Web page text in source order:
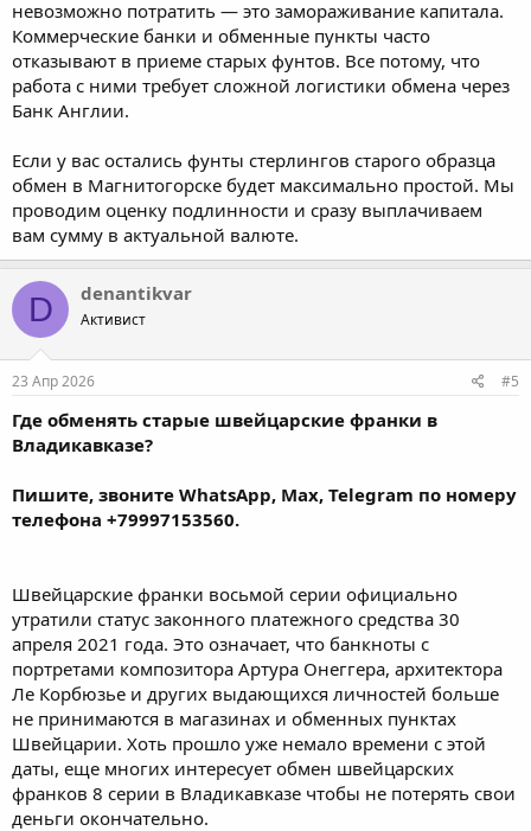
невозможно потратить — это замораживание капитала.
Коммерческие банки и обменные пункты часто
отказывают в приеме старых фунтов. Все потому, что
работа с ними требует сложной логистики обмена через
Банк Англии.
Если у вас остались фунты стерлингов старого образца
обмен в Магнитогорске будет максимально простой. Мы
проводим оценку подлинности и сразу выплачиваем
вам сумму в актуальной валюте.
D denantikvar
Активист
23 Апр 2026 #5
Где обменять старые швейцарские франки в
Владикавказе?
Пишите, звоните WhatsApp, Max, Telegram по номеру
телефона +79997153560.
Швейцарские франки восьмой серии официально
утратили статус законного платежного средства 30
апреля 2021 года. Это означает, что банкноты с
портретами композитора Артура Онеггера, архитектора
Ле Корбюзье и других выдающихся личностей больше
не принимаются в магазинах и обменных пунктах
Швейцарии. Хоть прошло уже немало времени с этой
даты, еще многих интересует обмен швейцарских
франков 8 серии в Владикавказе чтобы не потерять свои
деньги окончательно.